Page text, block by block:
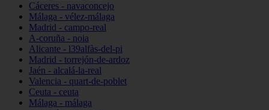
Cáceres - navaconcejo
Málaga - vélez-málaga
Madrid - campo-real
A-coruña - noia
Alicante - l39alfàs-del-pi
Madrid - torrejón-de-ardoz
Jaén - alcalá-la-real
Valencia - quart-de-poblet
Ceuta - ceuta
Málaga - málaga